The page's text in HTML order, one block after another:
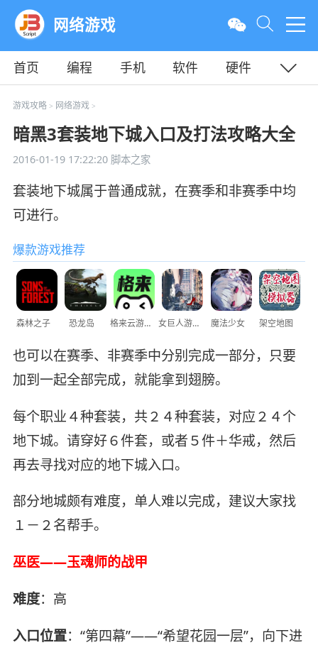
网络游戏
首页 编程 手机 软件
硬件
教程
平面
游戏攻略> 网络游戏>
暗黑3套装地下城入口及打法攻略大全
2016-01-19 17:22:20脚本之家
套装地下城属于普通成就，在赛季和非赛季中均
可进行。
爆款游戏推荐
森林之子 恐龙岛 格来云游戏 女巨人游乐场 魔法少女 架空地图
也可以在赛季、非赛季中分别完成一部分，只要
加到一起全部完成，就能拿到翅膀。
每个职业４种套装，共２４种套装，对应２４个
地下城。请穿好６件套，或者５件＋华戒，然后
再去寻找对应的地下城入口。
部分地城颇有难度，单人难以完成，建议大家找
１－２名帮手。
巫医——玉魂师的战甲
难度：高
入口位置：“第四幕”——“希望花园一层”，向下进